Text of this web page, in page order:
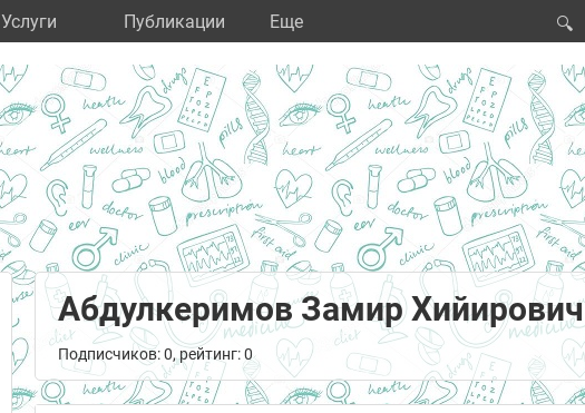
Услуги Публикации Eще 🔍
Абдулкеримов Замир Хийирович
Подписчиков: 0, рейтинг: 0